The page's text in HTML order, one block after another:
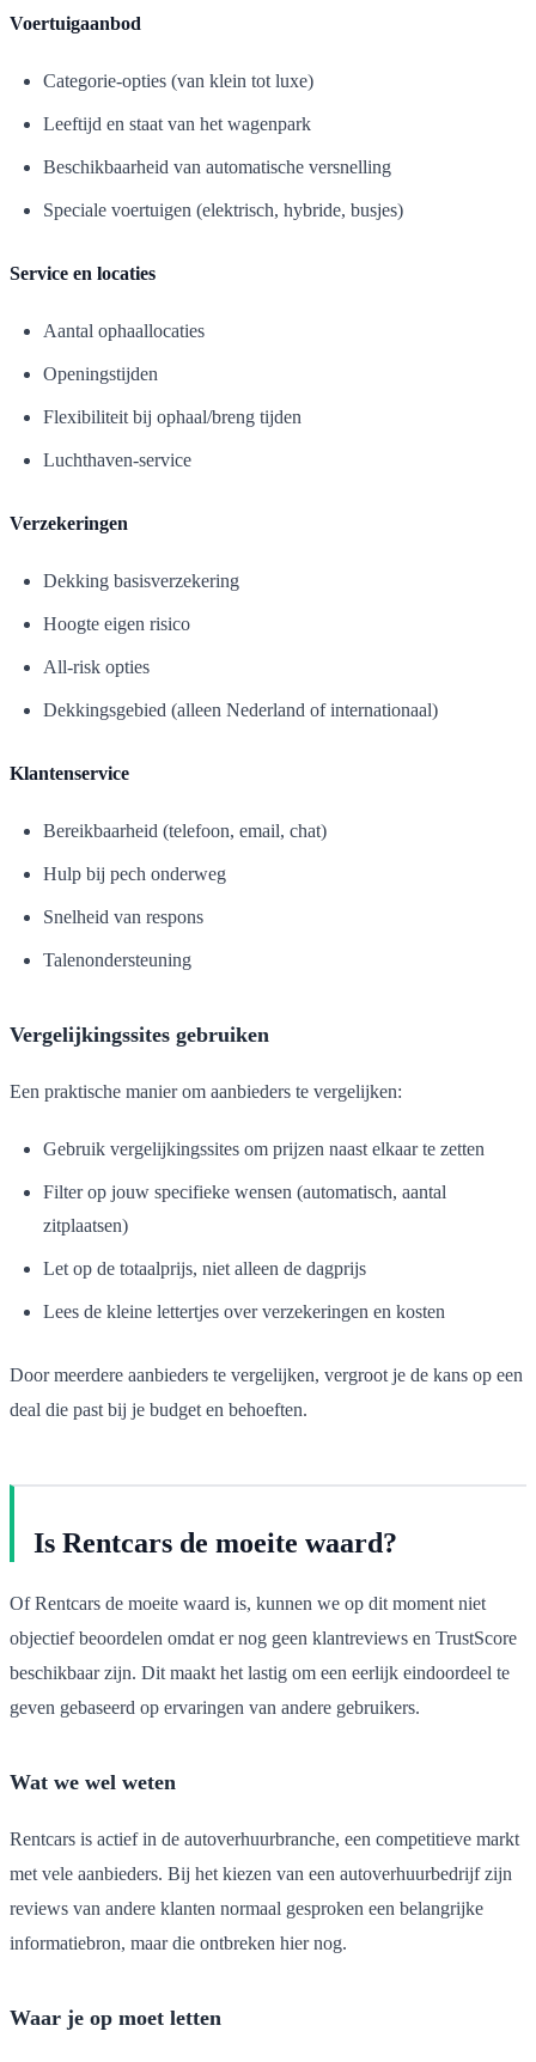
Voertuigaanbod
Categorie-opties (van klein tot luxe)
Leeftijd en staat van het wagenpark
Beschikbaarheid van automatische versnelling
Speciale voertuigen (elektrisch, hybride, busjes)
Service en locaties
Aantal ophaallocaties
Openingstijden
Flexibiliteit bij ophaal/breng tijden
Luchthaven-service
Verzekeringen
Dekking basisverzekering
Hoogte eigen risico
All-risk opties
Dekkingsgebied (alleen Nederland of internationaal)
Klantenservice
Bereikbaarheid (telefoon, email, chat)
Hulp bij pech onderweg
Snelheid van respons
Talenondersteuning
Vergelijkingssites gebruiken
Een praktische manier om aanbieders te vergelijken:
Gebruik vergelijkingssites om prijzen naast elkaar te zetten
Filter op jouw specifieke wensen (automatisch, aantal
zitplaatsen)
Let op de totaalprijs, niet alleen de dagprijs
Lees de kleine lettertjes over verzekeringen en kosten
Door meerdere aanbieders te vergelijken, vergroot je de kans op een
deal die past bij je budget en behoeften.
Is Rentcars de moeite waard?
Of Rentcars de moeite waard is, kunnen we op dit moment niet
objectief beoordelen omdat er nog geen klantreviews en TrustScore
beschikbaar zijn. Dit maakt het lastig om een eerlijk eindoordeel te
geven gebaseerd op ervaringen van andere gebruikers.
Wat we wel weten
Rentcars is actief in de autoverhuurbranche, een competitieve markt
met vele aanbieders. Bij het kiezen van een autoverhuurbedrijf zijn
reviews van andere klanten normaal gesproken een belangrijke
informatiebron, maar die ontbreken hier nog.
Waar je op moet letten